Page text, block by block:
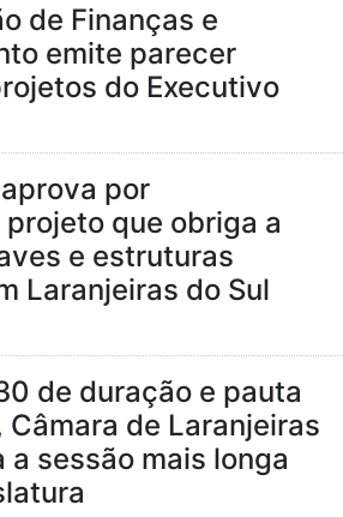
de Finanças e
emite parecer
do Executivo
por
que obriga a
e estruturas
Laranjeiras do Sul
de duração e pauta
Câmara de Laranjeiras
a sessão mais longa